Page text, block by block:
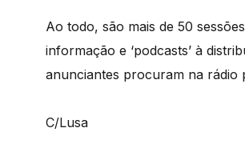
Ao todo, são mais de 50
informação e ‘podcasts’ à
anunciantes procuram na rádio
C/Lusa